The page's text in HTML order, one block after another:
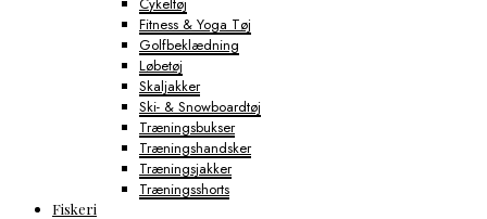
Fitness & Yoga Tøj
Golfbeklædning
Løbetøj
Skaljakker
Ski- & Snowboardtøj
Træningsbukser
Træningshandsker
Træningsjakker
Træningsshorts
Fiskeri